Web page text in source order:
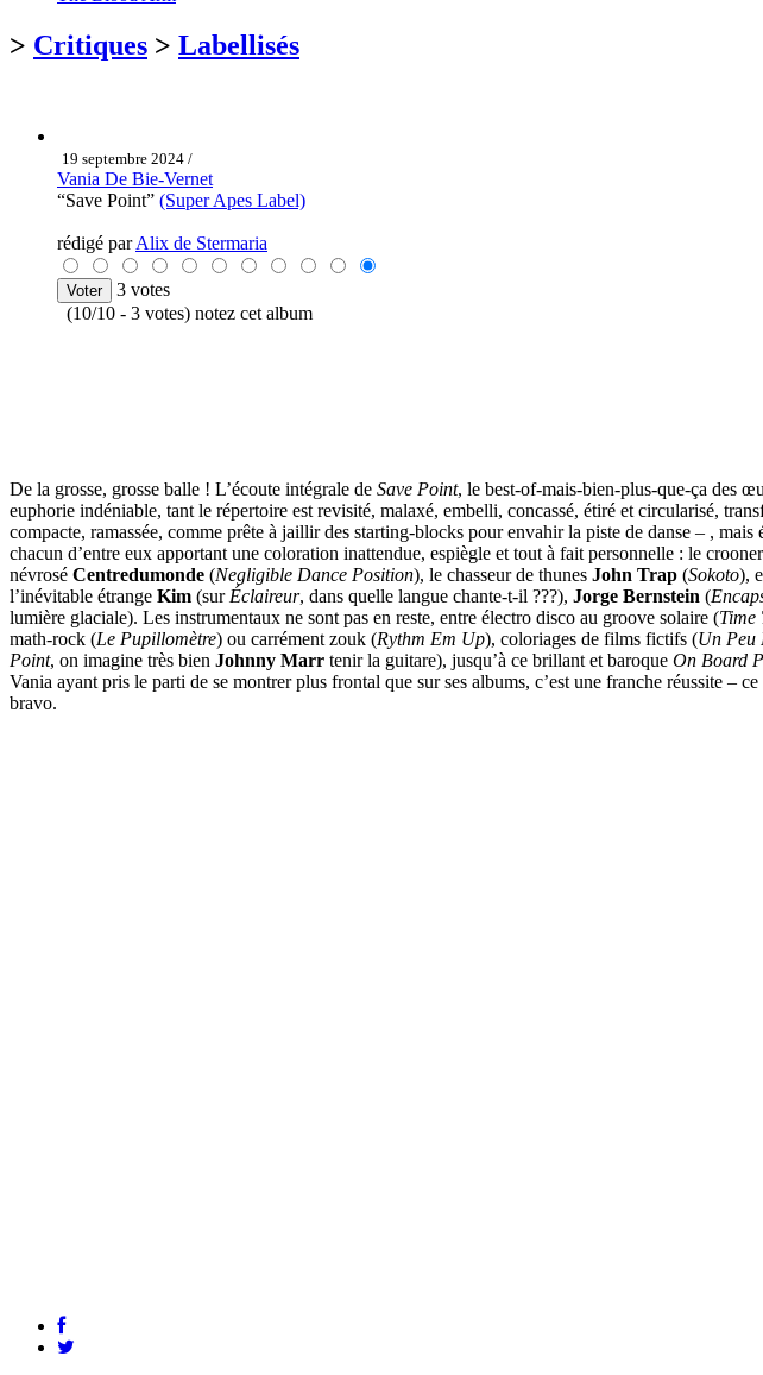
> Critiques > Labellisés
19 septembre 2024 /
Vania De Bie-Vernet
“Save Point” (Super Apes Label)
rédigé parAlix de Stermaria
3 votes
(10/10 - 3 votes) notez cet album
De la grosse, grosse balle ! L’écoute intégrale de Save Point, le best-of-mais-bien-plus-que-ça des
euphorie indéniable, tant le répertoire est revisité, malaxé, embelli, concassé, étiré et circularisé,
compacte, ramassée, comme prête à jaillir des starting-blocks pour envahir la piste de danse – ,
chacun d’entre eux apportant une coloration inattendue, espiègle et tout à fait personnelle : le
névrosé Centredumonde (Negligible Dance Position), le chasseur de thunes John Trap (Sokoto),
l’inévitable étrange Kim (sur Éclaireur, dans quelle langue chante-t-il ???), Jorge Bernstein (
lumière glaciale). Les instrumentaux ne sont pas en reste, entre électro disco au groove solaire (Time
math-rock (Le Pupillomètre) ou carrément zouk (Rythm Em Up), coloriages de films fictifs (Un Peu
Point, on imagine très bien Johnny Marr tenir la guitare), jusqu’à ce brillant et baroque On Board
Vania ayant pris le parti de se montrer plus frontal que sur ses albums, c’est une franche réussite –
bravo.